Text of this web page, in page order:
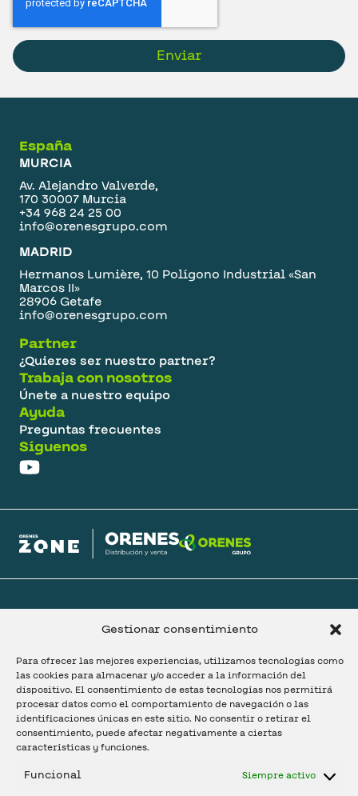
Gestionar consentimiento
Para ofrecer las mejores experiencias, utilizamos tecnologías como
las cookies para almacenar y/o acceder a la información del
dispositivo. El consentimiento de estas tecnologías nos permitirá
procesar datos como el comportamiento de navegación o las
identificaciones únicas en este sitio. No consentir o retirar el
consentimiento, puede afectar negativamente a ciertas
características y funciones.
Funcional Siempre activo
Enviar
España
MURCIA
Av. Alejandro Valverde,
170 30007 Murcia
+34 968 24 25 00
info@orenesgrupo.com
MADRID
Hermanos Lumière, 10 Polígono Industrial «San
Marcos II»
28906 Getafe
info@orenesgrupo.com
Partner
¿Quieres ser nuestro partner?
Trabaja con nosotros
Únete a nuestro equipo
Ayuda
Preguntas frecuentes
Síguenos
@ 2025 Orenes Grupo.
Política de privacidad.
Política de cookies.